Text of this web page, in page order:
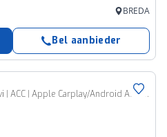
BREDA
Bel aanbieder
1.5 TGDI PHEV Aut. Comfort | Navi | ACC | Apple Carplay/Android Auto|| Cam | 17"LMV | Stoelverwarming | Extra Getint Glas |